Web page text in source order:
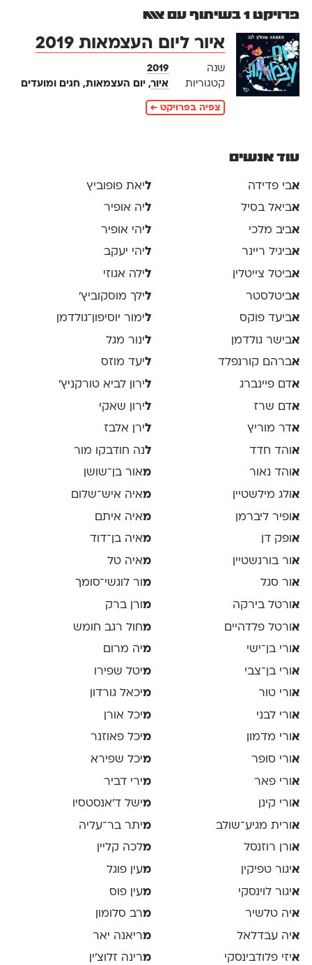
פרויקט 1 בשיתוף עם אאא
איור ליום העצמאות 2019
שנה
2019
קטגוריות
איור, יום העצמאות, חגים ומועדים
צפיה בפרויקט ←
עוד אנשים
אבי פדידה
אביאל בסיל
אביב מלכי
אביגיל ריינר
אביטל צייטלין
אביטלסטר
אביעד פוקס
אבישר גולדמן
אברהם קורנפלד
אדם פיינברג
אדם שרז
אדר מוריץ
אוהד חדד
אוהד נאור
אולג מילשטיין
אופיר ליברמן
אופק דן
אור בורנשטיין
אור סגל
אורטל בירקה
אורטל פלדהיים
אורי בן־ישי
אורי בן־צבי
אורי טור
אורי לבני
אורי מדמון
אורי סופר
אורי פאר
אורי קינן
אורית מגיע־שולב
אורן רוזנסל
איגור טפיקין
איגור לוינסקי
איה טלשיר
איה עבדלאל
איזי פלודבינסקי
ליאת פופוביץ
ליה אופיר
ליהי אופיר
ליהי יעקב
לילה אגוזי
לילך מוסקוביץ'
לימור יוסיפון־גולדמן
לינור מגל
ליעד מוזס
לירון לביא טורקניץ׳
לירון שאקי
לירן אלבז
לנה חודבקו מור
מאור בן־שושן
מאיה איש־שלום
מאיה איתם
מאיה בן־דוד
מאיה טל
מור לוגשי־סומך
מ ורן ברק
מחול רגב חומש
מיה מרום
מיטל שפירו
מיכאל גורדון
מיכל אורן
מיכל פאוזנר
מיכל שפירא
מירי דביר
מישל ד׳אנסטסיו
מיתר בר־עליה
מלכה קליין
מעין פוגל
מעין פוס
מרב סלומון
מריאנה יאר
מרינה זלוצ׳ין